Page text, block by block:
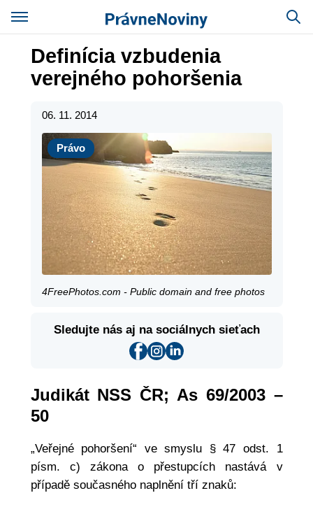
Definícia vzbudenia
verejného pohoršenia
06. 11. 2014
Právo
Právo
4FreePhotos.com - Public domain and free photos
Sledujte nás aj na sociálnych sieťach
Judikát NSS ČR; As 69/2003 –
50
„Veřejné pohoršení“ ve smyslu § 47 odst. 1
písm. c) zákona o přestupcích nastává v
případě současného naplnění tří znaků: